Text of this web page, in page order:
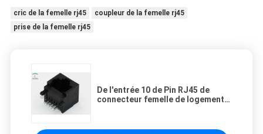
cric de la femelle rj45
coupleur de la femelle rj45
prise de la femelle rj45
De l'entrée 10 de Pin RJ45 de
connecteur femelle de logement